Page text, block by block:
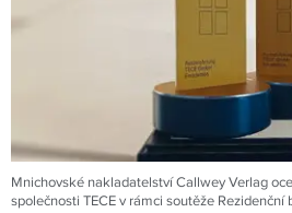
Mnichovské nakladatelství Callwey Verlag
společnosti TECEv rámci soutěže Rezidenční